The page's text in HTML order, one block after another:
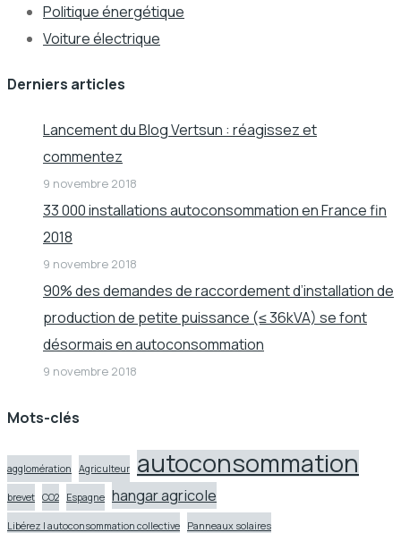
Politique énergétique
Voiture électrique
Derniers articles
Lancement du Blog Vertsun : réagissez et
commentez
9 novembre 2018
33 000 installations autoconsommation en France fin
2018
9 novembre 2018
90% des demandes de raccordement d’installation de
production de petite puissance (≤ 36kVA) se font
désormais en autoconsommation
9 novembre 2018
Mots-clés
agglomération Agriculteur autoconsommation
brevet CO2 Espagne hangar agricole
Libérez l autoconsommation collective Panneaux solaires